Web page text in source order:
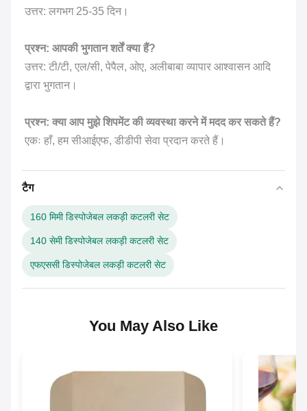
उत्तर: लगभग 25-35 दिन।
प्रश्न: आपकी भुगतान शर्तें क्या हैं?
उत्तर: टी/टी, एल/सी, पेपैल, ओए, अलीबाबा व्यापार आश्वासन आदि
द्वारा भुगतान।
प्रश्न: क्या आप मुझे शिपमेंट की व्यवस्था करने में मदद कर सकते हैं?
एकः हाँ, हम सीआईएफ, डीडीपी सेवा प्रदान करते हैं।
टैग
160 मिमी डिस्पोजेबल लकड़ी कटलरी सेट
140 सेमी डिस्पोजेबल लकड़ी कटलरी सेट
एफएससी डिस्पोजेबल लकड़ी कटलरी सेट
You May Also Like